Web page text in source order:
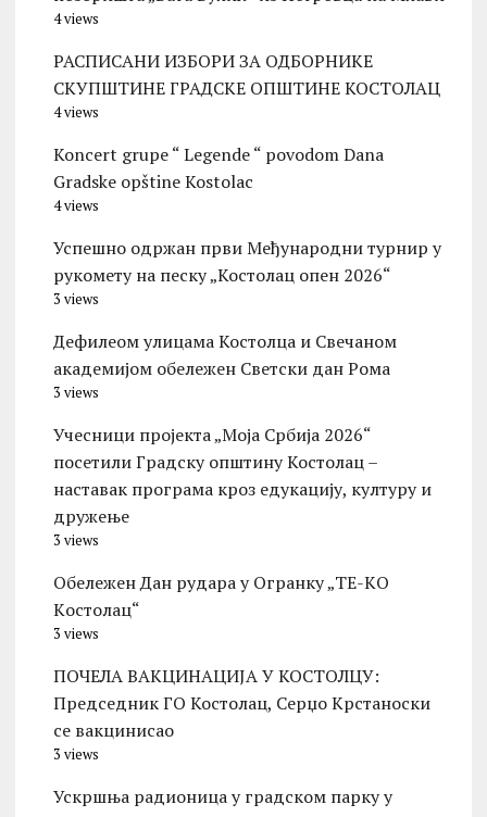
4 views
РАСПИСАНИ ИЗБОРИ ЗА ОДБОРНИКЕ
СКУПШТИНЕ ГРАДСКЕ ОПШТИНЕ КОСТОЛАЦ
4 views
Koncert grupe “ Legende “ povodom Dana
Gradske opštine Kostolac
4 views
Успешно одржан први Међународни турнир у
рукомету на песку „Костолац опен 2026“
3 views
Дефилеом улицама Костолца и Свечаном
академијом обележен Светски дан Рома
3 views
Учесници пројекта „Моја Србија 2026“
посетили Градску општину Костолац –
наставак програма кроз едукацију, културу и
дружење
3 views
Обележен Дан рудара у Огранку „ТЕ-KО
Kостолац“
3 views
ПОЧЕЛА ВАКЦИНАЦИЈА У КОСТОЛЦУ:
Председник ГО Костолац, Серџо Крстаноски
се вакцинисао
3 views
Ускршња радионица у градском парку у